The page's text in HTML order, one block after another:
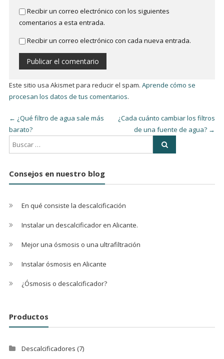
Recibir un correo electrónico con los siguientes
comentarios a esta entrada.
Recibir un correo electrónico con cada nueva entrada.
Este sitio usa Akismet para reducir el spam. Aprende cómo se
procesan los datos de tus comentarios.
← ¿Qué filtro de agua sale más
barato?
¿Cada cuánto cambiar los filtros
de una fuente de agua? →
Consejos en nuestro blog
En qué consiste la descalcificación
Instalar un descalcificador en Alicante.
Mejor una ósmosis o una ultrafiltración
Instalar ósmosis en Alicante
¿Ósmosis o descalcificador?
Productos
Descalcificadores (7)